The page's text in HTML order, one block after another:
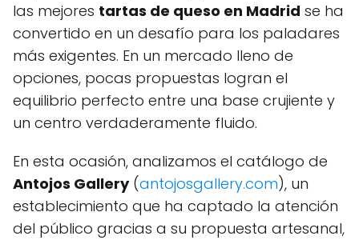
las mejores tartas de queso en Madrid se ha
convertido en un desafío para los paladares
más exigentes. En un mercado lleno de
opciones, pocas propuestas logran el
equilibrio perfecto entre una base crujiente y
un centro verdaderamente fluido.
En esta ocasión, analizamos el catálogo de
Antojos Gallery(antojosgallery.com), un
establecimiento que ha captado la atención
del público gracias a su propuesta artesanal,